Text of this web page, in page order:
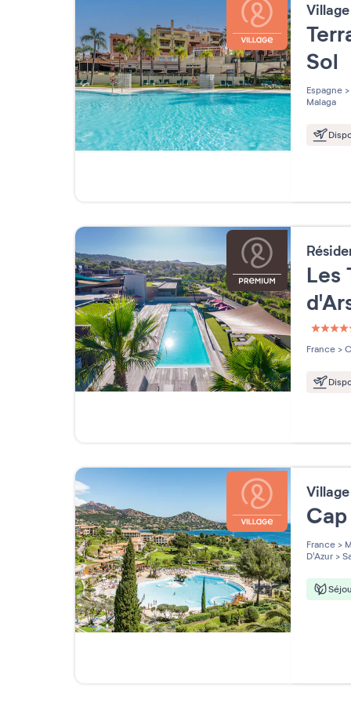
Village
Sol
Espagne >
Malaga
Les
5
France >
Village
France >
D'Azur >